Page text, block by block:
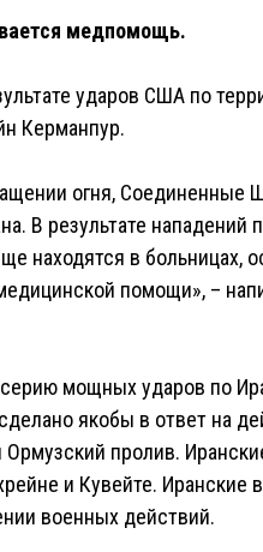
медпомощь.
ударов США по
Керманпур.
огня, Соединенные
В результате нападений
находятся в больницах,
помощи», –
мощных ударов по
якобы в ответ на
пролив.
и Кувейте. Иранские
военных действий.